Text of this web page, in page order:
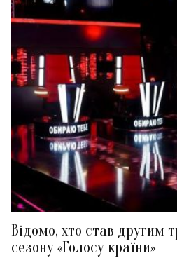
Відомо, хто став другим
сезону «Голосу країни»